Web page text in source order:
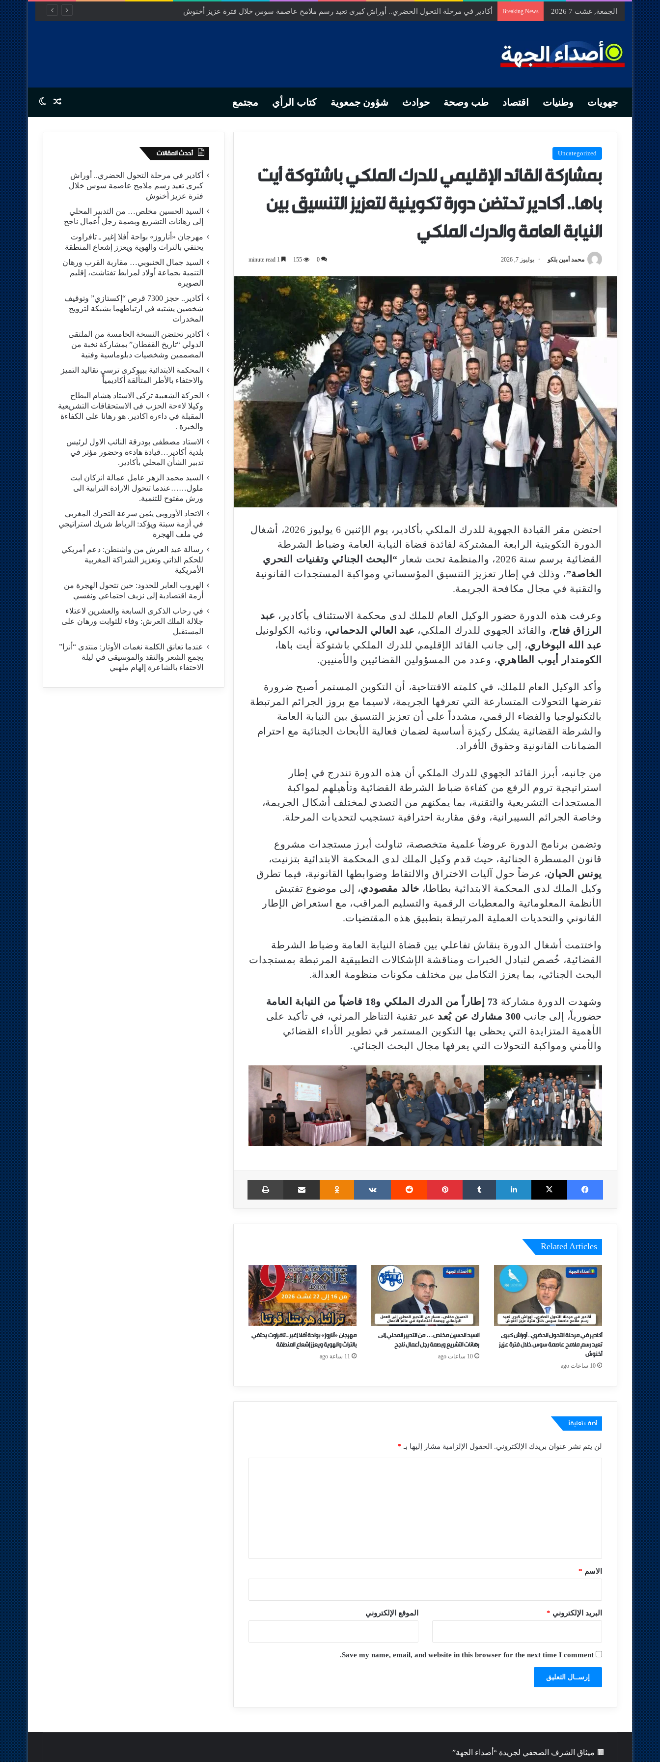
الجمعة, غشت 7 2026 Breaking News السيد الحسين مخلص… من التدبير المحلي إلى رهانات التشريع وبصمة رجل أعمال ناجح
جهويات وطنيات اقتصاد طب وصحة حوادث شؤون جمعوية كتاب الرأي مجتمع Random Article
Switch skin
Uncategorized
بمشاركة القائد الإقليمي للدرك الملكي باشتوكة أيت
باها.. أكادير تحتضن دورة تكوينية لتعزيز التنسيق بين
النيابة العامة والدرك الملكي
محمد أمين بلكو يوليوز 7, 2026 0
155
احتضن مقر القيادة الجهوية للدرك الملكي بأكادير، يوم الإثنين 6 يوليوز 2026، أشغال
الدورة التكوينية الرابعة المشتركة لفائدة قضاة النيابة العامة وضباط الشرطة
القضائية برسم سنة 2026، والمنظمة تحت شعار
“البحث الجنائي وتقنيات التحري
الخاصة”، وذلك في إطار تعزيز التنسيق المؤسساتي ومواكبة المستجدات القانونية
والتقنية في مجال مكافحة الجريمة.
وعرفت هذه الدورة حضور الوكيل العام للملك لدى محكمة الاستئناف بأكادير، عبد
الرزاق فتاح، والقائد الجهوي للدرك الملكي، عبد العالي الدحماني، ونائبه الكولونيل
عبد الله البوخاري، إلى جانب القائد الإقليمي للدرك الملكي باشتوكة أيت باها،
الكومندار أيوب الطاهري، وعدد من المسؤولين القضائيين والأمنيين.
وأكد الوكيل العام للملك، في كلمته الافتتاحية، أن التكوين المستمر أصبح ضرورة
تفرضها التحولات المتسارعة التي تعرفها الجريمة، لاسيما مع بروز الجرائم المرتبطة
بالتكنولوجيا والفضاء الرقمي، مشدداً على أن تعزيز التنسيق بين النيابة العامة
والشرطة القضائية يشكل ركيزة أساسية لضمان فعالية الأبحاث الجنائية مع احترام
الضمانات القانونية وحقوق الأفراد.
من جانبه، أبرز القائد الجهوي للدرك الملكي أن هذه الدورة تندرج في إطار
استراتيجية تروم الرفع من كفاءة ضباط الشرطة القضائية وتأهيلهم لمواكبة
المستجدات التشريعية والتقنية، بما يمكنهم من التصدي لمختلف أشكال الجريمة،
وخاصة الجرائم السيبرانية، وفق مقاربة احترافية تستجيب لتحديات المرحلة.
وتضمن برنامج الدورة عروضاً علمية متخصصة، تناولت أبرز مستجدات مشروع
قانون المسطرة الجنائية، حيث قدم وكيل الملك لدى المحكمة الابتدائية بتزنيت،
يونس الحيان، عرضاً حول آليات الاختراق والالتقاط وضوابطها القانونية، فيما تطرق
وكيل الملك لدى المحكمة الابتدائية بطاطا، خالد مقصودي، إلى موضوع تفتيش
الأنظمة المعلوماتية والمعطيات الرقمية والتسليم المراقب، مع استعراض الإطار
القانوني والتحديات العملية المرتبطة بتطبيق هذه المقتضيات.
واختتمت أشغال الدورة بنقاش تفاعلي بين قضاة النيابة العامة وضباط الشرطة
القضائية، خُصص لتبادل الخبرات ومناقشة الإشكالات التطبيقية المرتبطة بمستجدات
البحث الجنائي، بما يعزز التكامل بين مختلف مكونات منظومة العدالة.
وشهدت الدورة مشاركة 73 إطاراً من الدرك الملكي و18 قاضياً من النيابة العامة
حضورياً، إلى جانب 300 مشارك عن بُعد
عبر تقنية التناظر المرئي، في تأكيد على
الأهمية المتزايدة التي يحظى بها التكوين المستمر في تطوير الأداء القضائي
والأمني ومواكبة التحولات التي يعرفها مجال البحث الجنائي.
Facebook
X
LinkedIn
Tumblr
Pinterest
Reddit
VKontakte
Odnoklassniki
Share via Email
Print
Related Articles
أكادير في مرحلة التحول الحضري.. أوراش كبرى
تعيد رسم ملامح عاصمة سوس خلال فترة عزيز
أخنوش
10 ساعات ago
السيد الحسين مخلص… من التدبير المحلي إلى
رهانات التشريع وبصمة رجل أعمال ناجح
10 ساعات ago
مهرجان «أناروز» بواحة أفلا إغير ـ تافراوت يحتفي
بالتراث والهوية ويعزز إشعاع المنطقة
11 ساعة ago
أضف تعليقاً
لن يتم نشر عنوان بريدك الإلكتروني. الحقول الإلزامية مشار إليها بـ *
*الاسم *
البريد الإلكتروني * الموقع الإلكتروني
Save my name, email, and website in this browser for the next time I comment.
أحدث المقالات
أكادير في مرحلة التحول الحضري.. أوراش
كبرى تعيد رسم ملامح عاصمة سوس خلال
فترة عزيز أخنوش
السيد الحسين مخلص… من التدبير المحلي
إلى رهانات التشريع وبصمة رجل أعمال ناجح
مهرجان «أناروز» بواحة أفلا إغير ـ تافراوت
يحتفي بالتراث والهوية ويعزز إشعاع المنطقة
السيد جمال الخنبوبي… مقاربة القرب ورهان
التنمية بجماعة أولاد لمرابط تفتاشت، إقليم
الصويرة
أكادير.. حجز 7300 قرص “إكستازي” وتوقيف
شخصين يشتبه في ارتباطهما بشبكة لترويج
المخدرات
أكادير تحتضن النسخة الخامسة من الملتقى
الدولي “تاريخ القفطان” بمشاركة نخبة من
المصممين وشخصيات دبلوماسية وفنية
المحكمة الابتدائية ببيوكرى ترسي تقاليد التميز
والاحتفاء بالأطر المتألقة أكاديمياً
الحركة الشعبية تزكى الاستاد هشام البطاح
وكيلا لاءحة الحزب فى الاستحقاقات التشريعية
المقبلة في داءرة اكادير. هو رهانا على الكفاءة
والخبرة .
الاستاد مصطفى بودرقة النائب الاول لرئيس
بلدية أكادير…قيادة هادءة وحضور مؤتر في
تدبير الشأن المحلي بأكادير.
السيد محمد الزهر عامل عمالة انزكان ايت
ملول……عندما تتحول الارادة الترابية الى
ورش مفتوح للتنمية.
الاتحاد الأوروبي يثمن سرعة التحرك المغربي
في أزمة سبتة ويؤكد: الرباط شريك استراتيجي
في ملف الهجرة
رسالة عيد العرش من واشنطن: دعم أمريكي
للحكم الذاتي وتعزيز الشراكة المغربية
الأمريكية
​الهروب العابر للحدود: حين تتحول الهجرة من
أزمة اقتصادية إلى نزيف اجتماعي ونفسي
في رحاب الذكرى السابعة والعشرين لاعتلاء
جلالة الملك العرش: وفاء للثوابت ورهان على
المستقبل
​عندما تعانق الكلمة نغمات الأوتار: منتدى “أنزا”
يجمع الشعر والنقد والموسيقى في ليلة
الاحتفاء بالشاعرة إلهام ملهبي
🟫 ميثاق الشرف الصحفي لجريدة “أصداء الجهة”